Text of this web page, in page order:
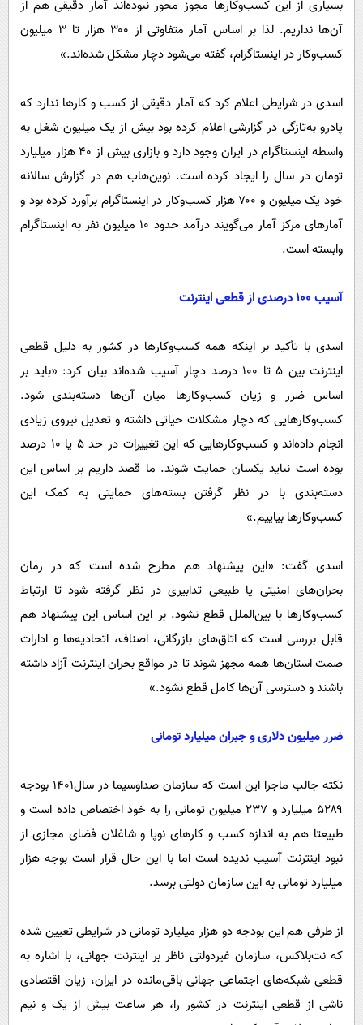
بسیاری از این کسب‌وکارها مجوز محور نبوده‌اند آمار دقیقی هم از
آن‌ها نداریم. لذا بر اساس آمار متفاوتی از ۳۰۰ هزار تا ۳ میلیون
کسب‌وکار در اینستاگرام، گفته می‌شود دچار مشکل شده‌اند.»
اسدی در شرایطی اعلام کرد که آمار دقیقی از کسب و کارها ندارد که
پادرو به‌تازگی در گزارشی اعلام کرده بود بیش از یک میلیون شغل به
واسطه اینستاگرام در ایران وجود دارد و بازاری بیش از ۴۰ هزار میلیارد
تومان در سال را ایجاد کرده است. نوین‌هاب هم در گزارش سالانه
خود یک میلیون و ۷۰۰ هزار کسب‌وکار در اینستاگرام برآورد کرده بود و
آمارهای مرکز آمار می‌گویند درآمد حدود ۱۰ میلیون نفر به اینستاگرام
وابسته است.
آسیب ۱۰۰ درصدی از قطعی اینترنت
اسدی با تأکید بر اینکه همه کسب‌وکارها در کشور به دلیل قطعی
اینترنت بین ۵ تا ۱۰۰ درصد دچار آسیب شده‌اند بیان کرد: «باید بر
اساس ضرر و زیان کسب‌وکارها میان آن‌ها دسته‌بندی شود.
کسب‌وکارهایی که دچار مشکلات حیاتی داشته و تعدیل نیروی زیادی
انجام داده‌اند و کسب‌وکارهایی که این تغییرات در حد ۵ یا ۱۰ درصد
بوده است نباید یکسان حمایت شوند. ما قصد داریم بر اساس این
دسته‌بندی با در نظر گرفتن بسته‌های حمایتی به کمک این
کسب‌وکارها بیاییم.»
اسدی گفت: «این پیشنهاد هم مطرح شده است که در زمان
بحران‌های امنیتی یا طبیعی تدابیری در نظر گرفته شود تا ارتباط
کسب‌وکارها با بین‌الملل قطع نشود. بر این اساس این پیشنهاد هم
قابل بررسی است که اتاق‌های بازرگانی، اصناف، اتحادیه‌ها و ادارات
صمت استان‌ها همه مجهز شوند تا در مواقع بحران اینترنت آزاد داشته
باشند و دسترسی آن‌ها کامل قطع نشود.»
ضرر میلیون دلاری و جبران میلیارد تومانی
نکته جالب ماجرا این است که سازمان صداوسیما در سال۱۴۰۱ بودجه
۵۲۸۹ میلیارد و ۲۳۷ میلیون تومانی را به خود اختصاص داده است و
طبیعتا هم به اندازه کسب و کارهای نوپا و شاغلان فضای مجازی از
نبود اینترنت آسیب ندیده است اما با این حال قرار است بوجه هزار
میلیارد تومانی به این سازمان دولتی برسد.
از طرفی هم این بودجه دو هزار میلیارد تومانی در شرایطی تعیین شده
که نت‌بلاکس، سازمان غیردولتی ناظر بر اینترنت جهانی، با اشاره به
قطعی شبکه‌های اجتماعی جهانی باقی‌مانده در ایران، زیان اقتصادی
ناشی از قطعی اینترنت در کشور را، هر ساعت بیش از یک و نیم